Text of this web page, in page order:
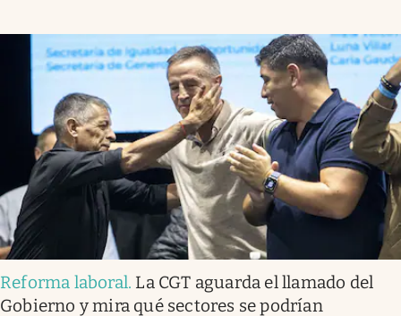
Reforma laboral. La CGT aguarda el llamado del
Gobierno y mira qué sectores se podrían